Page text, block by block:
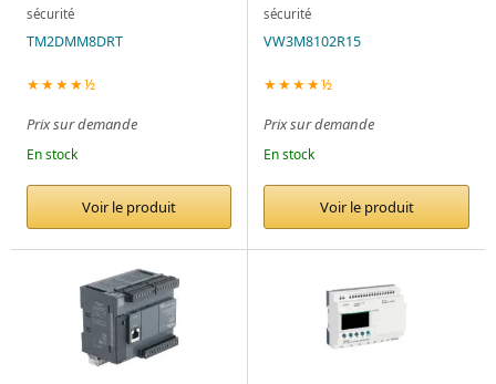
sécurité
TM2DMM8DRT
★★★★½
Prix sur demande
En stock
Voir le produit
sécurité
VW3M8102R15
★★★★½
Prix sur demande
En stock
Voir le produit